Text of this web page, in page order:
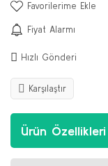
Fiyat Alarmı
Hızlı Gönderi
Karşılaştır
Ürün Özellikleri